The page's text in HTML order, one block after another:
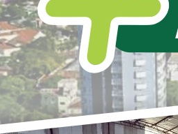
008/2022-